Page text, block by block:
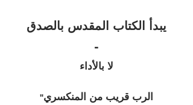
يبدأ الكتاب المقدس بالصدق
-
لا بالأداء
"الرب قريب من المنكسري